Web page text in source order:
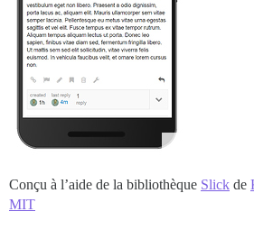
Conçu à l’aide de la bibliothèque Slick de
MIT